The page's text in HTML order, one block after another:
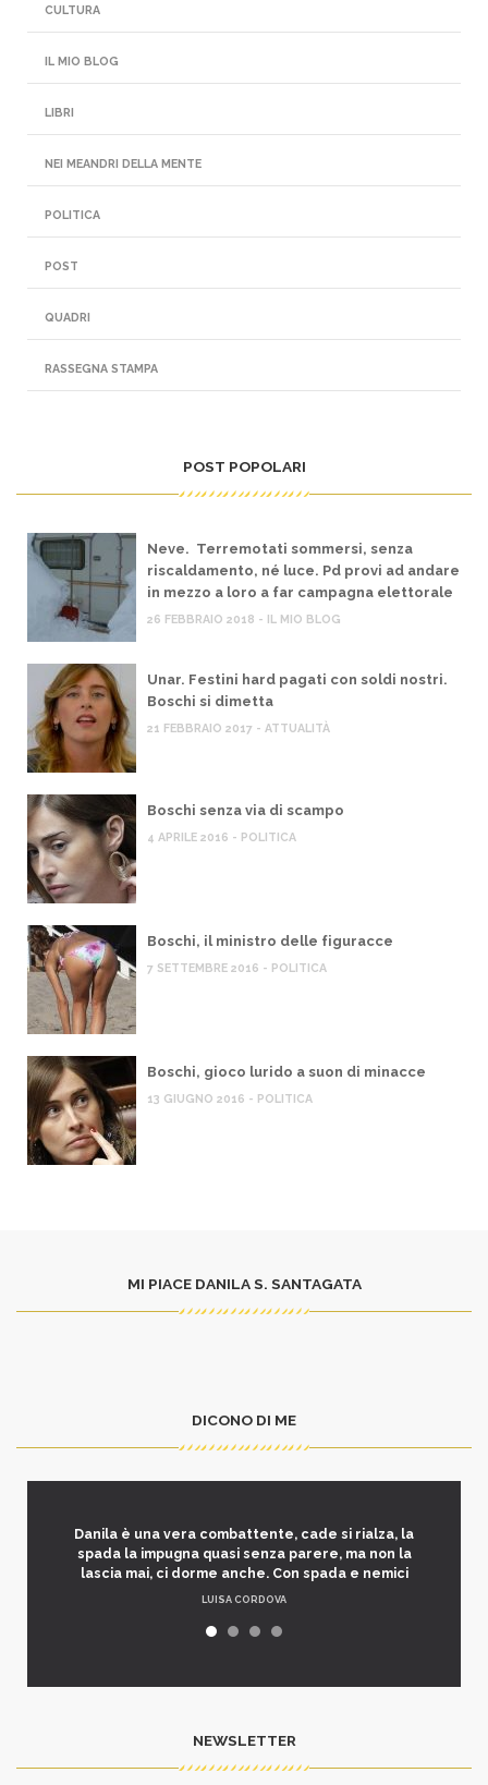
CULTURA
IL MIO BLOG
LIBRI
NEI MEANDRI DELLA MENTE
POLITICA
POST
QUADRI
RASSEGNA STAMPA
POST POPOLARI
Neve. Terremotati sommersi, senza
riscaldamento, né luce. Pd provi ad andare
in mezzo a loro a far campagna elettorale
26 FEBBRAIO 2018 - IL MIO BLOG
Unar. Festini hard pagati con soldi nostri.
Boschi si dimetta
21 FEBBRAIO 2017 - ATTUALITÀ
Boschi senza via di scampo
4 APRILE 2016 - POLITICA
Boschi, il ministro delle figuracce
7 SETTEMBRE 2016 - POLITICA
Boschi, gioco lurido a suon di minacce
13 GIUGNO 2016 - POLITICA
MI PIACE DANILA S. SANTAGATA
DICONO DI ME
Danila è una vera combattente, cade si rialza, la
spada la impugna quasi senza parere, ma non la
lascia mai, ci dorme anche. Con spada e nemici
LUISA CORDOVA
NEWSLETTER